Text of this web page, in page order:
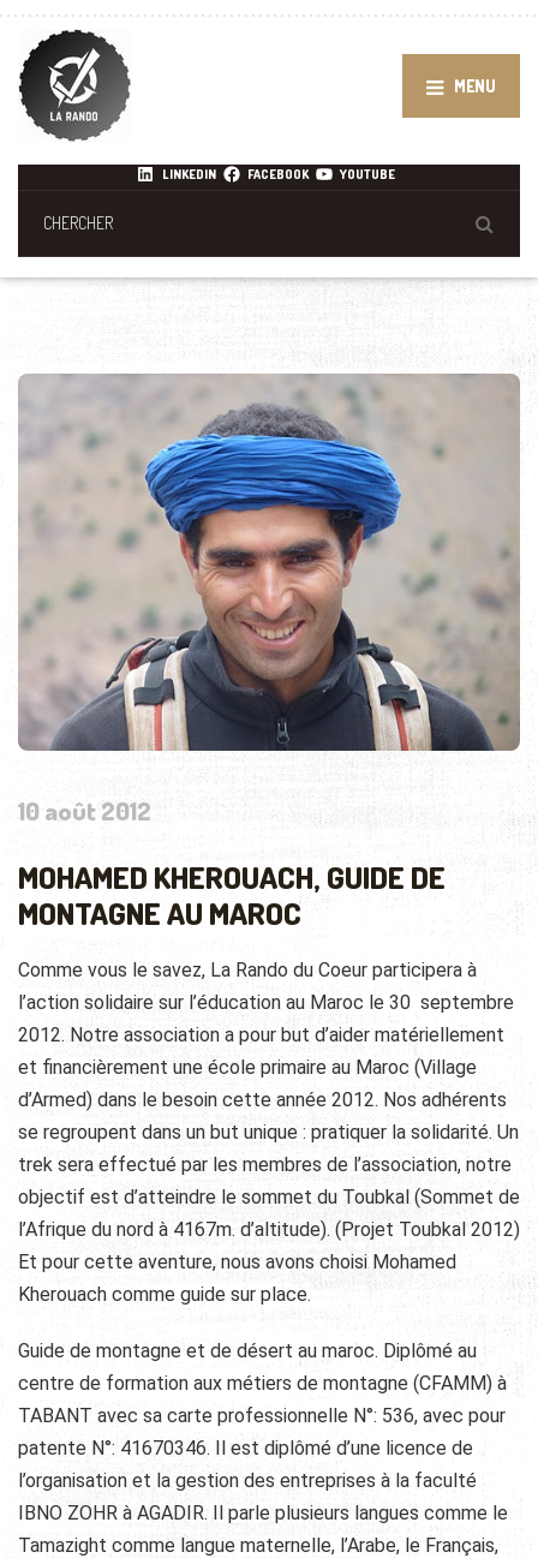
MENU
LINKEDIN FACEBOOK YOUTUBE
10 août 2012
MOHAMED KHEROUACH, GUIDE DE
MONTAGNE AU MAROC
Comme vous le savez, La Rando du Coeur participera à
l’action solidaire sur l’éducation au Maroc le 30 septembre
2012. Notre association a pour but d’aider matériellement
et financièrement une école primaire au Maroc (Village
d’Armed) dans le besoin cette année 2012. Nos adhérents
se regroupent dans un but unique : pratiquer la solidarité. Un
trek sera effectué par les membres de l’association, notre
objectif est d’atteindre le sommet du Toubkal (Sommet de
l’Afrique du nord à 4167m. d’altitude). (Projet Toubkal 2012)
Et pour cette aventure, nous avons choisi Mohamed
Kherouach comme guide sur place.
Guide de montagne et de désert au maroc. Diplômé au
centre de formation aux métiers de montagne (CFAMM) à
TABANT avec sa carte professionnelle N°: 536, avec pour
patente N°: 41670346. Il est diplômé d’une licence de
l’organisation et la gestion des entreprises à la faculté
IBNO ZOHR à AGADIR. Il parle plusieurs langues comme le
Tamazight comme langue maternelle, l’Arabe, le Français,